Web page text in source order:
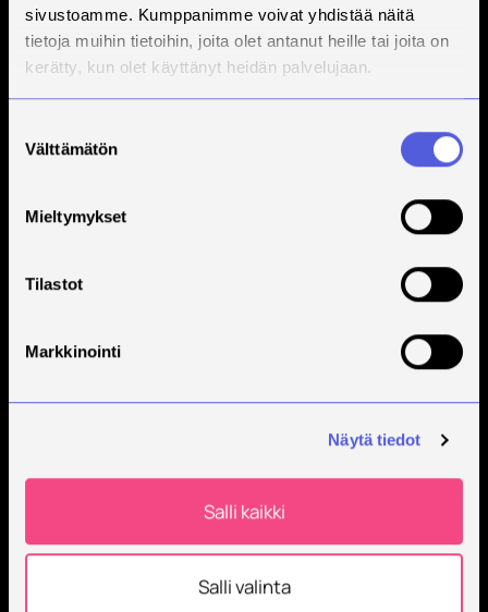
sivustoamme. Kumppanimme voivat yhdistää näitä
tietoja muihin tietoihin, joita olet antanut heille tai joita on
kerätty, kun olet käyttänyt heidän palvelujaan.
valinta
Välttämätön
Mieltymykset
Tilastot
Markkinointi
Näytä tiedot
Salli kaikki
Salli valinta